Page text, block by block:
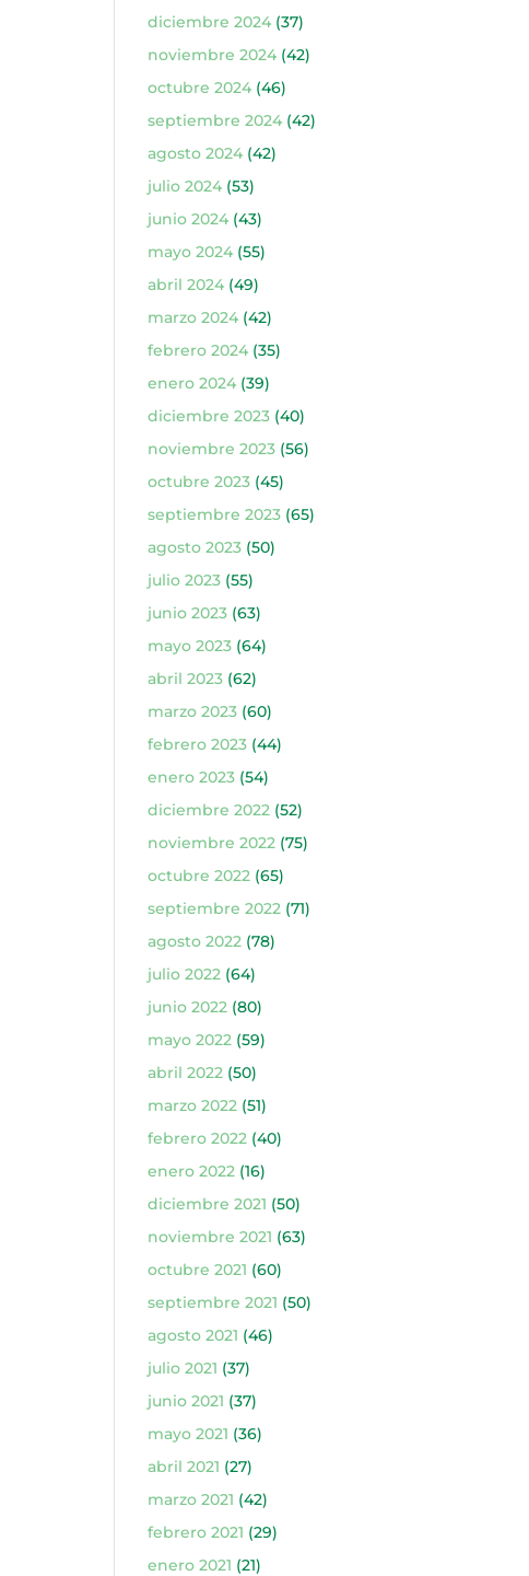
diciembre 2024(37)
noviembre 2024(42)
octubre 2024(46)
septiembre 2024(42)
agosto 2024(42)
julio 2024(53)
junio 2024(43)
mayo 2024(55)
abril 2024(49)
marzo 2024(42)
febrero 2024(35)
enero 2024(39)
diciembre 2023(40)
noviembre 2023(56)
octubre 2023(45)
septiembre 2023(65)
agosto 2023(50)
julio 2023(55)
junio 2023(63)
mayo 2023(64)
abril 2023(62)
marzo 2023(60)
febrero 2023(44)
enero 2023(54)
diciembre 2022(52)
noviembre 2022(75)
octubre 2022(65)
septiembre 2022(71)
agosto 2022(78)
julio 2022(64)
junio 2022(80)
mayo 2022(59)
abril 2022(50)
marzo 2022(51)
febrero 2022(40)
enero 2022(16)
diciembre 2021 (50)
noviembre 2021 (63)
octubre 2021 (60)
septiembre 2021 (50)
agosto 2021 (46)
julio 2021 (37)
junio 2021 (37)
mayo 2021 (36)
abril 2021 (27)
marzo 2021 (42)
febrero 2021 (29)
enero 2021 (21)